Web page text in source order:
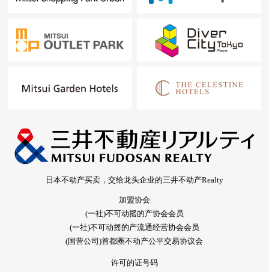
日本不动产买卖，交给龙头企业的三井不动产Realty
加盟协会
(一社)不可动摇的产协会会员
(一社)不可动摇的产流通经营协会会员
(国营公司)首都圈不动产公平交易协议会
许可的证号码